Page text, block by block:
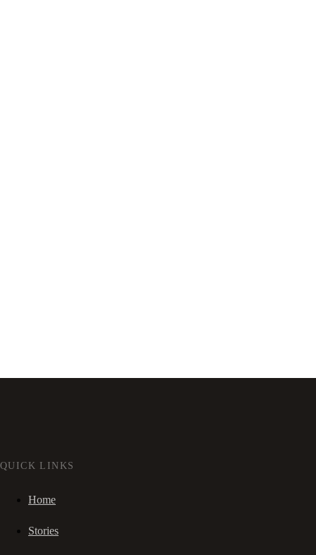
QUICK LINKS
Home
Stories